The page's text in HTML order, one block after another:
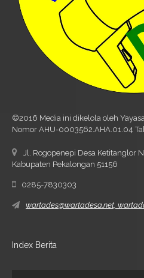
©2016 Media ini dikelola oleh
Nomor AHU-0003562.AHA.01.04
Jl. Rogopenepi Desa Ketitanglor
Kabupaten Pekalongan 51156
0285-7830303
wartades@wartadesa.net,
Index Berita